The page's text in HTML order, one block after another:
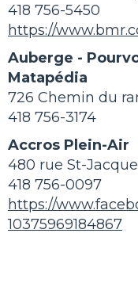
418 756-5450
https://
Auberge -
Matapédia
726 Chemin du
418 756-3174
Accros Plein-Air
480 rue St-
418 756-0097
https://
10375969184867